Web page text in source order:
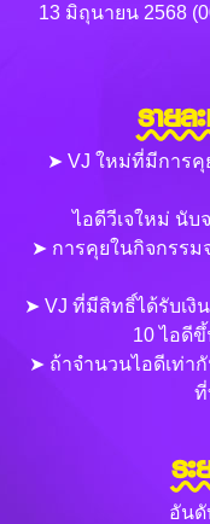
13 มิถุนายน 2568
รายล
➤ VJ ใหม่ที่มีการคุ
ไอดีวีเจใหม่ นับ
➤ การคุยในกิจกรรม
➤ VJ ที่มีสิทธิ์ได้รับเงิ
10 ไอดี
➤ ถ้าจำนวนไอดีเท่า
ที่
ระ
อันดั